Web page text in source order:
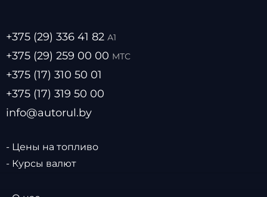
+375 (29) 336 41 82 А1
+375 (29) 259 00 00 МТС
+375 (17) 310 50 01
+375 (17) 319 50 00
info@autorul.by
- Цены на топливо
- Курсы валют